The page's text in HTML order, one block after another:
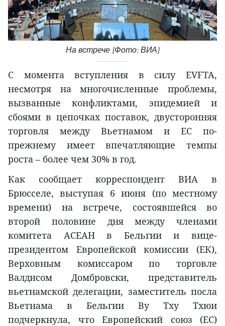
На встрече (Фото: ВИА)
С момента вступления в силу EVFTA,
несмотря на многочисленные проблемы,
вызванные конфликтами, эпидемией и
сбоями в цепочках поставок, двусторонняя
торговля между Вьетнамом и ЕС по-
прежнему имеет впечатляющие темпы
роста – более чем 30% в год.
Как сообщает корреспондент ВИА в
Брюсселе, выступая 6 июня (по местному
времени) на встрече, состоявшейся во
второй половине дня между членами
комитета АСЕАН в Бельгии и вице-
президентом Европейской комиссии (ЕК),
Верховным комиссаром по торговле
Валдисом Домбровски, представитель
вьетнамской делегации, заместитель посла
Вьетнама в Бельгии Ву Тху Тхюи
подчеркнула, что Европейский союз (ЕС)